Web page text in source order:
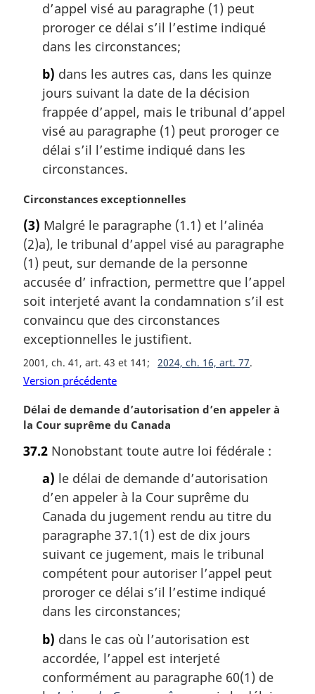
d’appel visé au paragraphe (1) peut
proroger ce délai s’il l’estime indiqué
dans les circonstances;
b) dans les autres cas, dans les quinze
jours suivant la date de la décision
frappée d’appel, mais le tribunal d’appel
visé au paragraphe (1) peut proroger ce
délai s’il l’estime indiqué dans les
circonstances.
N
t
e
m
r
g
i
n
l
e
Circonstances exceptionnelles
(3) Malgré le paragraphe (1.1) et l’alinéa
(2)a), le tribunal d’appel visé au paragraphe
(1) peut, sur demande de la personne
accusée d’ infraction, permettre que l’appel
soit interjeté avant la condamnation s’il est
convaincu que des circonstances
exceptionnelles le justifient.
2001, ch. 41, art. 43 et 141 2024, ch. 16, art. 77
Version précédente
N
o
e
Délai de demande d’autorisation d’en appeler à
la Cour suprême du Canada
37.2 Nonobstant toute autre loi fédérale :
a) le délai de demande d’autorisation
d’en appeler à la Cour suprême du
Canada du jugement rendu au titre du
paragraphe 37.1(1) est de dix jours
suivant ce jugement, mais le tribunal
compétent pour autoriser l’appel peut
proroger ce délai s’il l’estime indiqué
dans les circonstances;
b) dans le cas où l’autorisation est
accordée, l’appel est interjeté
conformément au paragraphe 60(1) de